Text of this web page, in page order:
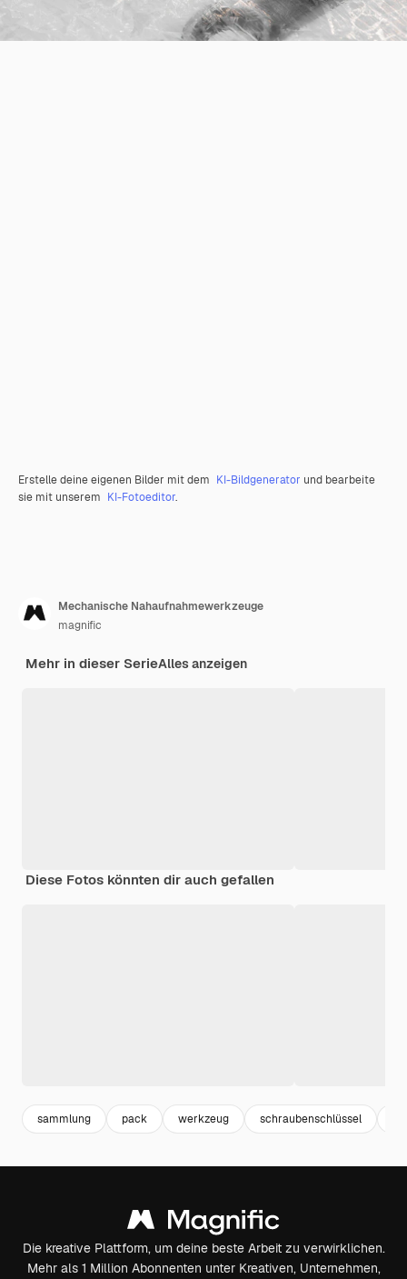
Erstelle deine eigenen Bilder mit dem KI-Bildgenerator und bearbeite
sie mit unserem KI-Fotoeditor.
Mechanische Nahaufnahmewerkzeuge
magnific
Mehr in dieser SerieAlles anzeigen
Diese Fotos könnten dir auch gefallen
sammlung pack werkzeug schraubenschlüssel
Die kreative Plattform, um deine beste Arbeit zu verwirklichen.
Mehr als 1 Million Abonnenten unter Kreativen, Unternehmen,